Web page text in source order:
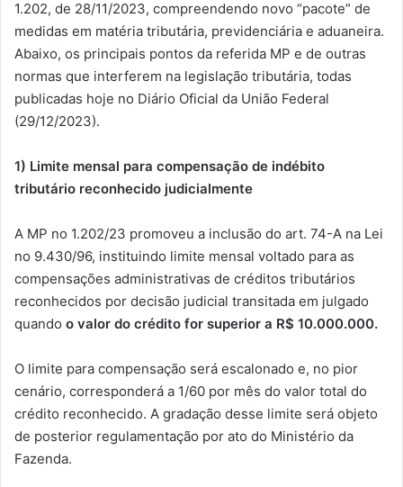
1.202, de 28/11/2023, compreendendo novo “pacote” de
medidas em matéria tributária, previdenciária e aduaneira.
Abaixo, os principais pontos da referida MP e de outras
normas que interferem na legislação tributária, todas
publicadas hoje no Diário Oficial da União Federal
(29/12/2023).
1) Limite mensal para compensação de indébito
tributário reconhecido judicialmente
A MP no 1.202/23 promoveu a inclusão do art. 74-A na Lei
no 9.430/96, instituindo limite mensal voltado para as
compensações administrativas de créditos tributários
reconhecidos por decisão judicial transitada em julgado
quando o valor do crédito for superior a R$ 10.000.000.
O limite para compensação será escalonado e, no pior
cenário, corresponderá a 1/60 por mês do valor total do
crédito reconhecido. A gradação desse limite será objeto
de posterior regulamentação por ato do Ministério da
Fazenda.